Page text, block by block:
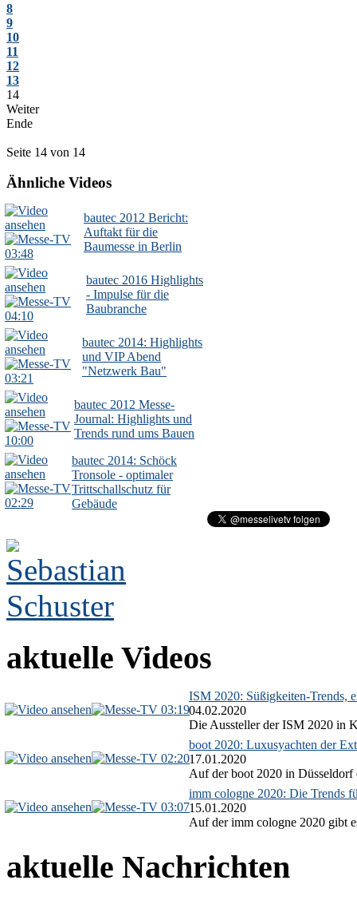
8
9
10
11
12
13
14
Weiter
Ende
Seite 14 von 14
Ähnliche Videos
03:48
bautec 2012 Bericht:
Auftakt für die
Baumesse in Berlin
04:10
bautec 2016 Highlights
- Impulse für die
Baubranche
03:21
bautec 2014: Highlights
und VIP Abend
"Netzwerk Bau"
10:00
bautec 2012 Messe-
Journal: Highlights und
Trends rund ums Bauen
02:29
bautec 2014: Schöck
Tronsole - optimaler
Trittschallschutz für
Gebäude
aktuelle Videos
03:19
ISM 2020: Süßigkeiten-Trends,
04.02.2020
Die Aussteller der ISM 2020 in
02:20
boot 2020: Luxusyachten der
17.01.2020
Auf der boot 2020 in Düsseldorf
03:07
imm cologne 2020: Die Trends
15.01.2020
Auf der imm cologne 2020 gibt
aktuelle Nachrichten